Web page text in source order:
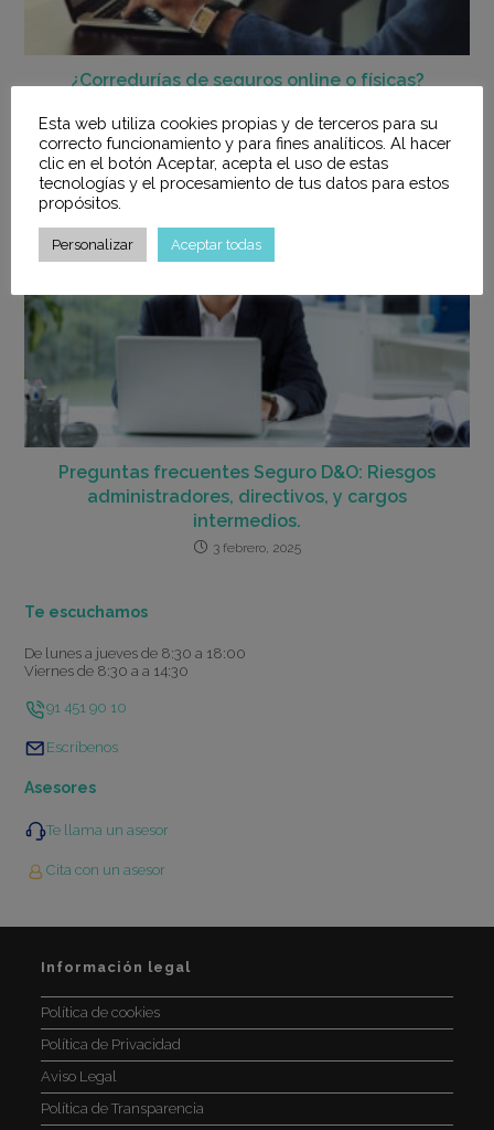
¿Corredurías de seguros online o físicas?
Preguntas frecuentes Seguro D&O: Riesgos
administradores, directivos, y cargos
intermedios.
3 febrero, 2025
Te escuchamos
De lunes a jueves de 8:30 a 18:00
Viernes de 8:30 a a 14:30
91 451 90 10
Escríbenos
Asesores
Te llama un asesor
Cita con un asesor
Información legal
Política de cookies
Política de Privacidad
Aviso Legal
Política de Transparencia
Esta web utiliza cookies propias y de terceros para su
correcto funcionamiento y para fines analíticos. Al hacer
clic en el botón Aceptar, acepta el uso de estas
tecnologías y el procesamiento de tus datos para estos
propósitos.
Personalizar Aceptar todas